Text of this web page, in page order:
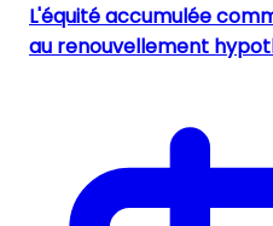
L'équité accumulée
au renouvellement